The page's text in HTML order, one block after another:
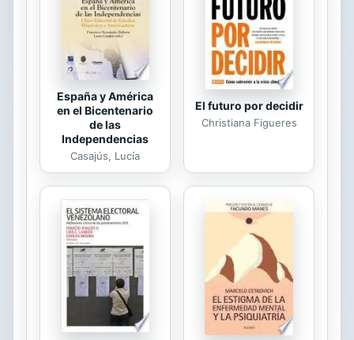
que un personaje da testimonio de la
desaparición de un...
España y América
en el Bicentenario
de las
Independencias
Casajús, Lucía
El futuro por decidir
Christiana Figueres